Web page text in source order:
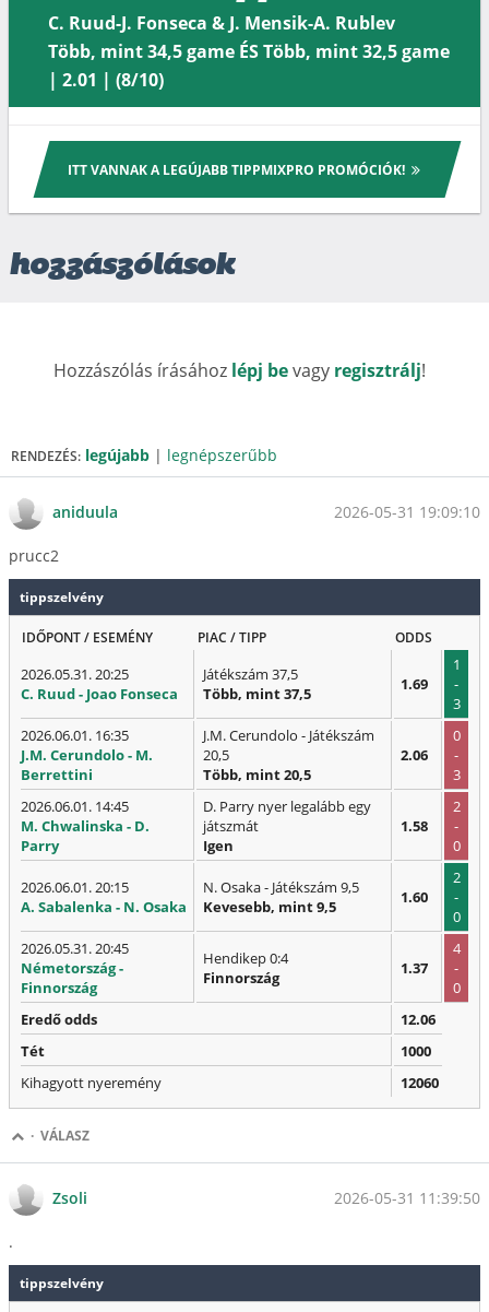
C. Ruud-J. Fonseca & J. Mensik-A. Rublev
Több, mint 34,5 game ÉS Több, mint 32,5 game
| 2.01 | (8/10)
ITT VANNAK A LEGÚJABB TIPPMIXPRO PROMÓCIÓK!
hozzászólások
Hozzászólás írásához lépj bevagy regisztrálj!
RENDEZÉS: legújabb | legnépszerűbb
aniduula 2026-05-31 19:09:10
prucc2
tippszelvény
IDŐPONT / ESEMÉNY PIAC / TIPP ODDS
2026.05.31. 20:25
C. Ruud - Joao Fonseca
Játékszám 37,5
Több, mint 37,5
1.69
1
-
3
2026.06.01. 16:35
J.M. Cerundolo - M.
Berrettini
J.M. Cerundolo - Játékszám
20,5
Több, mint 20,5
2.06
0
-
3
2026.06.01. 14:45
M. Chwalinska - D.
Parry
D. Parry nyer legalább egy
játszmát
Igen
1.58
2
-
0
2026.06.01. 20:15
A. Sabalenka - N. Osaka
N. Osaka - Játékszám 9,5
Kevesebb, mint 9,5
1.60
2
-
0
2026.05.31. 20:45
Németország -
Finnország
Hendikep 0:4
Finnország
1.37
4
-
0
Eredő odds
12.06
Tét
1000
Kihagyott nyeremény
12060
· VÁLASZ
Zsoli 2026-05-31 11:39:50
.
tippszelvény